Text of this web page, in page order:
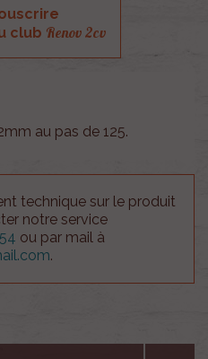
club Renov 2cv
au pas de 125.
technique sur le produit
notre service
ou par mail à
.